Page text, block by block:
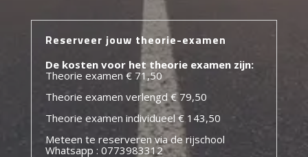
Reserveer jouw theorie-examen
De kosten voor het theorie examen zijn:
Theorie examen € 71,50
Theorie examen verlengd € 79,50
Theorie examen individueel € 143,50
Meteen te reserveren via de rijschool
Whatsapp : 0773983312